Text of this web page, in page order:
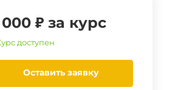
₽ за курс
доступен
Оставить заявку